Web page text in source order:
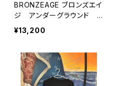
BRONZEAGE ブロンズエイ
ジ アンダーグラウンド U
SA コーチジャケットL
¥13,200